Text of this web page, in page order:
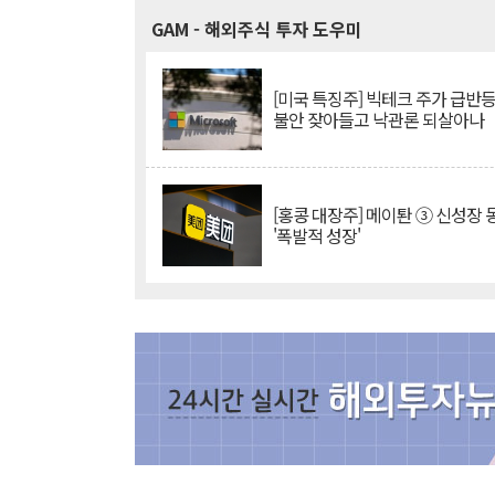
GAM - 해외주식 투자 도우미
[미국 특징주] 빅테크 주가 급반
불안 잦아들고 낙관론 되살아나
[홍콩 대장주] 메이퇀 ③ 신성장
'폭발적 성장'